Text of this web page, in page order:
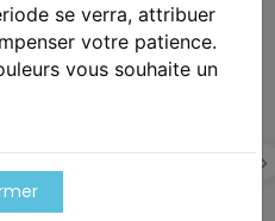
se verra, attribuer
votre patience.
vous souhaite un